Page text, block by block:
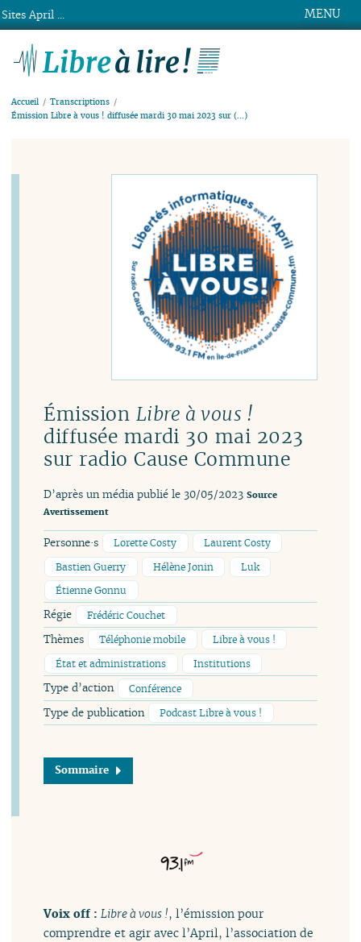
MENU
Accueil
Transcriptions
Émission Libre à vous ! diffusée mardi 30 mai 2023 sur (…)
Émission Libre à vous !
diffusée mardi 30 mai 2023
sur radio Cause Commune
D’après un média publié le 30/05/2023 Source
Avertissement
Personne·s Lorette Costy
Laurent Costy
Bastien Guerry
Hélène Jonin
Luk
Étienne Gonnu
Régie Frédéric Couchet
Thèmes Téléphonie mobile
Libre à vous !
État et administrations
Institutions
Type d’action Conférence
Type de publication Podcast Libre à vous !
Sommaire
Voix off :Libre à vous !, l’émission pour
comprendre et agir avec l’April, l’association de
Sites April ...